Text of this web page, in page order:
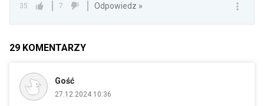
35 7 Odpowiedz »
29 KOMENTARZY
Gość
27.12.2024 10:36